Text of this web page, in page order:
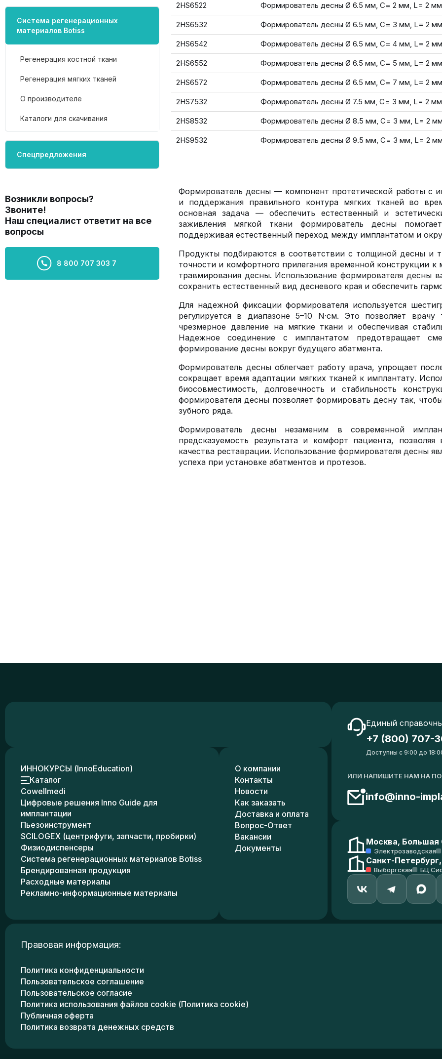
Система регенерационных
материалов Botiss
Регенерация костной ткани
Регенерация мягких тканей
О производителе
Каталоги для скачивания
Спецпредложения
Возникли вопросы?
Звоните!
Наш специалист ответит на все
вопросы
8 800 707 303 7
2HS6522 Формирователь десны Ø 6.5 мм, С= 2 мм, L= 2 мм
2HS6532 Формирователь десны Ø 6.5 мм, С= 3 мм, L= 2 мм
2HS6542 Формирователь десны Ø 6.5 мм, С= 4 мм, L= 2 мм
2HS6552 Формирователь десны Ø 6.5 мм, С= 5 мм, L= 2 мм
2HS6572 Формирователь десны Ø 6.5 мм, С= 7 мм, L= 2 мм
2HS7532 Формирователь десны Ø 7.5 мм, С= 3 мм, L= 2 мм
2HS8532 Формирователь десны Ø 8.5 мм, С= 3 мм, L= 2 мм
2HS9532 Формирователь десны Ø 9.5 мм, С= 3 мм, L= 2 мм
Формирователь десны — компонент протетической работы с
и поддержания правильного контура мягких тканей во
основная задача — обеспечить естественный и
заживления мягкой ткани формирователь десны
поддерживая естественный переход между имплантатом и
Продукты подбираются в соответствии с толщиной десны и
точности и комфортного прилегания временной конструкции
травмирования десны. Использование формирователя десны
сохранить естественный вид десневого края и обеспечить
Для надежной фиксации формирователя используется
регулируется в диапазоне 5–10 N·см. Это позволяет
чрезмерное давление на мягкие ткани и обеспечивая
Надежное соединение с имплантатом предотвращает
формирование десны вокруг будущего абатмента.
Формирователь десны облегчает работу врача, упрощает
сокращает время адаптации мягких тканей к имплантату.
биосовместимость, долговечность и стабильность
формирователя десны позволяет формировать десну так,
зубного ряда.
Формирователь десны незаменим в современной
предсказуемость результата и комфорт пациента,
качества реставрации. Использование формирователя десны
успеха при установке абатментов и протезов.
ИННОКУРСЫ (InnoEducation)
Каталог
Cowellmedi
Цифровые решения Inno Guide для
имплантации
Пьезоинструмент
SCILOGEX (центрифуги, запчасти, пробирки)
Физиодиспенсеры
Система регенерационных материалов Botiss
Брендированная продукция
Расходные материалы
Рекламно-информационные материалы
О компании
Контакты
Новости
Как заказать
Доставка и оплата
Вопрос-Ответ
Вакансии
Документы
Единый
+7 (800) 707-
Доступны с 9:00 до
ИЛИ НАПИШИТЕ НАМ НА
info@inno-
Москва, Большая
Электрозаводская
Санкт-
Выборгская БЦ
Правовая информация:
Политика конфиденциальности
Пользовательское соглашение
Пользовательское согласие
Политика использования файлов cookie (Политика cookie)
Публичная оферта
Политика возврата денежных средств